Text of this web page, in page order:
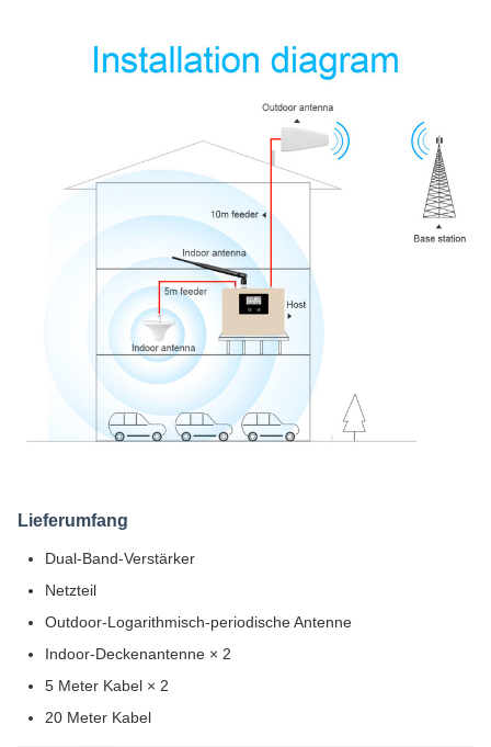
Lieferumfang
Dual-Band-Verstärker
Netzteil
Outdoor-Logarithmisch-periodische Antenne
Indoor-Deckenantenne × 2
5 Meter Kabel × 2
20 Meter Kabel